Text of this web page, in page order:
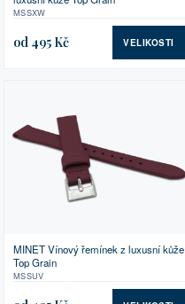
MSSXW
od 495 Kč VELIKOSTI
MINET Vínový řemínek z luxusní kůže
Top Grain
MSSUV